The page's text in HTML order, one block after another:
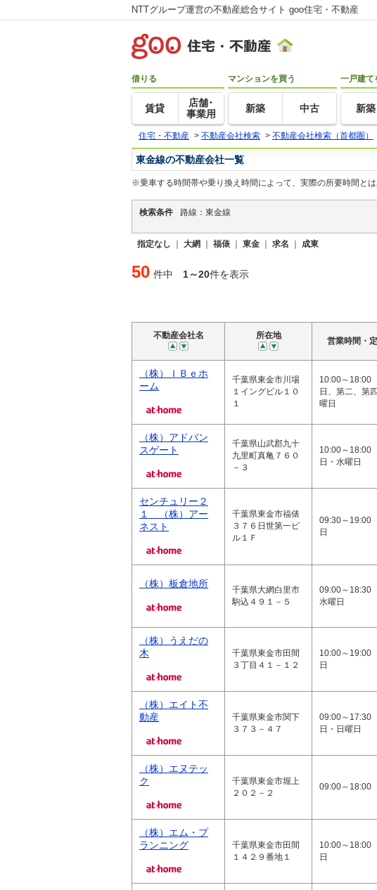
NTTグループ運営の不動産総合サイト goo住宅・不動産
借りる
賃貸
店舗･
事業用
マンションを買う
新築 中古
一戸建て
新築
住宅・不動産 > 不動産会社検索 > 不動産会社検索（首都圏）
東金線の不動産会社一覧
※乗車する時間帯や乗り換え時間によって、実際の所要時間と
検索条件 路線：東金線
指定なし ｜ 大網 ｜ 福俵 ｜ 東金 ｜ 求名 ｜ 成東
50 件中 1～20件を表示
不動産会社名 所在地
営業時間・
（株）ＩＢｅホ
ーム
千葉県東金市川場
１イングビル１０
１
10:00～
日、第二、第
曜日
（株）アドバン
スゲート
千葉県山武郡九十
九里町真亀７６０
－３
10:00～
日・水曜日
センチュリー２
１ （株）アー
ネスト
千葉県東金市福俵
３７６日世第一ビ
ル１Ｆ
09:30～
日
（株）板倉地所
千葉県大網白里市
駒込４９１－５
09:00～18:30
水曜日
（株）うえだの
木
千葉県東金市田間
３丁目４１－１２
10:00～
日
（株）エイト不
動産
千葉県東金市関下
３７３－４７
09:00～
日・日曜日
（株）エヌテッ
ク
千葉県東金市堀上
２０２－２
09:00～18:00
（株）エム・プ
ランニング
千葉県東金市田間
１４２９番地１
10:00～
日